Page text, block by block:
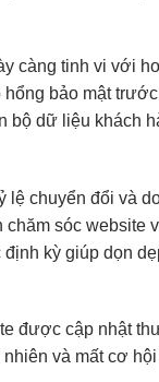
càng tinh vi với
bảo mật
bộ dữ liệu khách
chuyển đổi và
sóc website
kỳ giúp dọn
được cập nhật
và mất cơ